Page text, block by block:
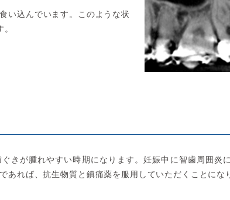
い込んでいます。このような状
きが腫れやすい時期になります。妊娠中に智歯周囲炎
あれば、抗生物質と鎮痛薬を服用していただくことにな